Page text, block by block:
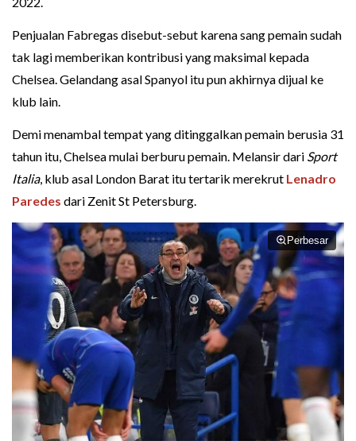
Penjualan Fabregas disebut-sebut karena sang pemain sudah
tak lagi memberikan kontribusi yang maksimal kepada
Chelsea. Gelandang asal Spanyol itu pun akhirnya dijual ke
klub lain.
Demi menambal tempat yang ditinggalkan pemain berusia 31
tahun itu, Chelsea mulai berburu pemain. Melansir dari Sport
Italia, klub asal London Barat itu tertarik merekrut Lenadro
Paredes dari Zenit St Petersburg.
Perbesar